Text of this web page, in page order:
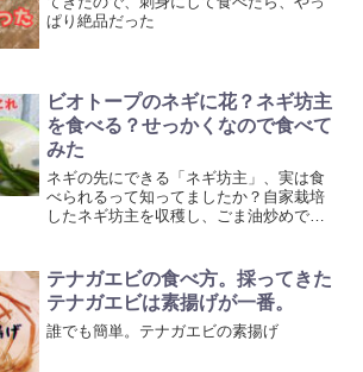
ぱり絶品だった
ビオトープのネギに花？ネギ坊主
を食べる？せっかくなので食べて
みた
ネギの先にできる「ネギ坊主」、実は食
べられるって知ってましたか？自家栽培
したネギ坊主を収穫し、ごま油炒めで味
す。
テナガエビの食べ方。採ってきた
テナガエビは素揚げが一番。
誰でも簡単。テナガエビの素揚げ